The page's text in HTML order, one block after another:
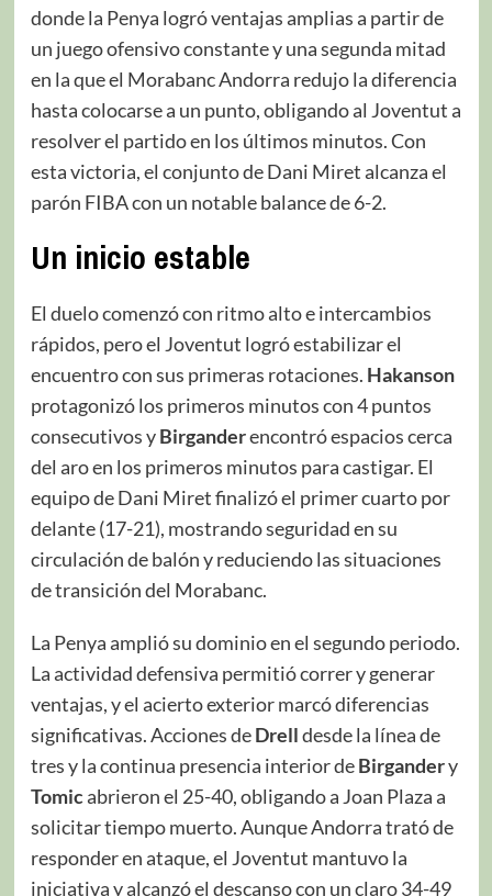
donde la Penya logró ventajas amplias a partir de
un juego ofensivo constante y una segunda mitad
en la que el Morabanc Andorra redujo la diferencia
hasta colocarse a un punto, obligando al Joventut a
resolver el partido en los últimos minutos. Con
esta victoria, el conjunto de Dani Miret alcanza el
parón FIBA con un notable balance de 6-2.
Un inicio estable
El duelo comenzó con ritmo alto e intercambios
rápidos, pero el Joventut logró estabilizar el
encuentro con sus primeras rotaciones. Hakanson
protagonizó los primeros minutos con 4 puntos
consecutivos yBirganderencontró espacios cerca
del aro en los primeros minutos para castigar. El
equipo de Dani Miret finalizó el primer cuarto por
delante (17-21), mostrando seguridad en su
circulación de balón y reduciendo las situaciones
de transición del Morabanc.
La Penya amplió su dominio en el segundo periodo.
La actividad defensiva permitió correr y generar
ventajas, y el acierto exterior marcó diferencias
significativas. Acciones deDrelldesde la línea de
tres y la continua presencia interior deBirgandery
Tomicabrieron el 25-40, obligando a Joan Plaza a
solicitar tiempo muerto. Aunque Andorra trató de
responder en ataque, el Joventut mantuvo la
iniciativa y alcanzó el descanso con un claro 34-49